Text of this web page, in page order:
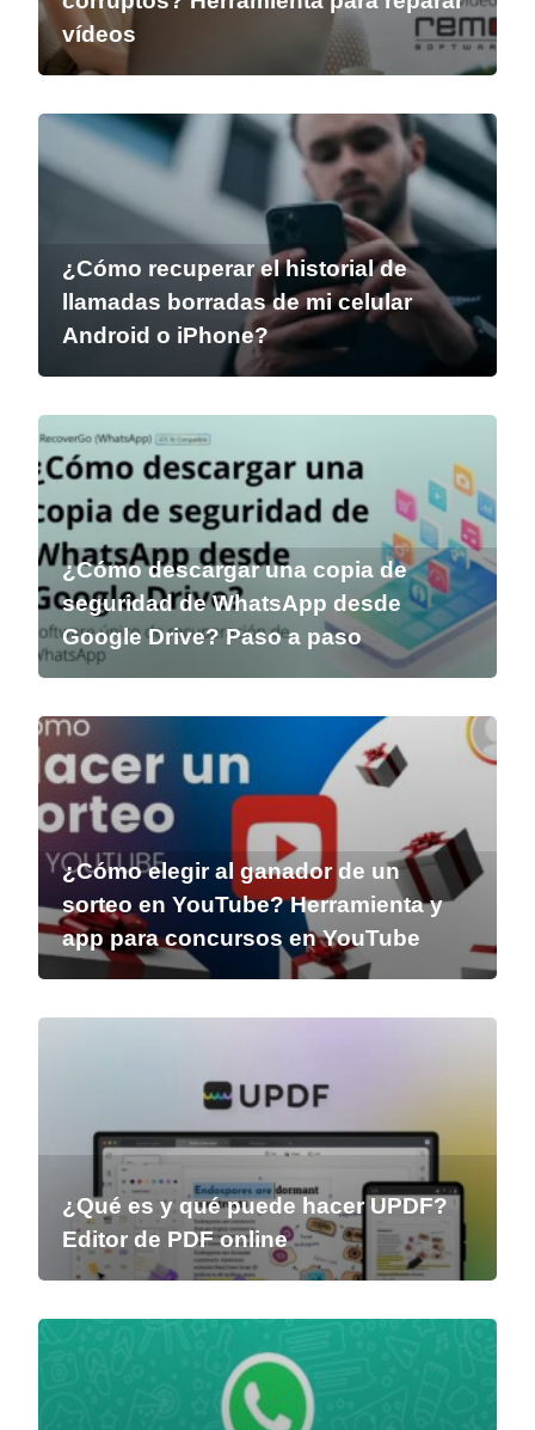
vídeos
¿Cómo recuperar el historial de
llamadas borradas de mi celular
Android o iPhone?
¿Cómo descargar una copia de
seguridad de WhatsApp desde
Google Drive? Paso a paso
¿Cómo elegir al ganador de un
sorteo en YouTube? Herramienta y
app para concursos en YouTube
¿Qué es y qué puede hacer UPDF?
Editor de PDF online